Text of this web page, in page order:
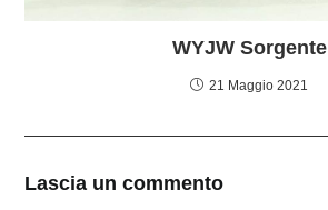
WYJW Sorgente
21 Maggio 2021
Lascia un commento